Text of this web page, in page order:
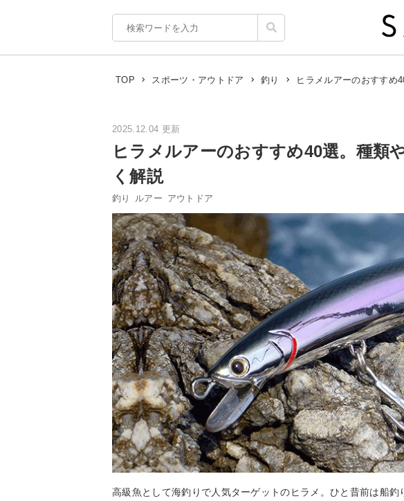
TOP スポーツ・アウトドア 釣り ヒラメルアーのおすすめ
2025.12.04 更新
ヒラメルアーのおすすめ40選。種類
く解説
釣り ルアー アウトドア
高級魚として海釣りで人気ターゲットのヒラメ。ひと昔前は船